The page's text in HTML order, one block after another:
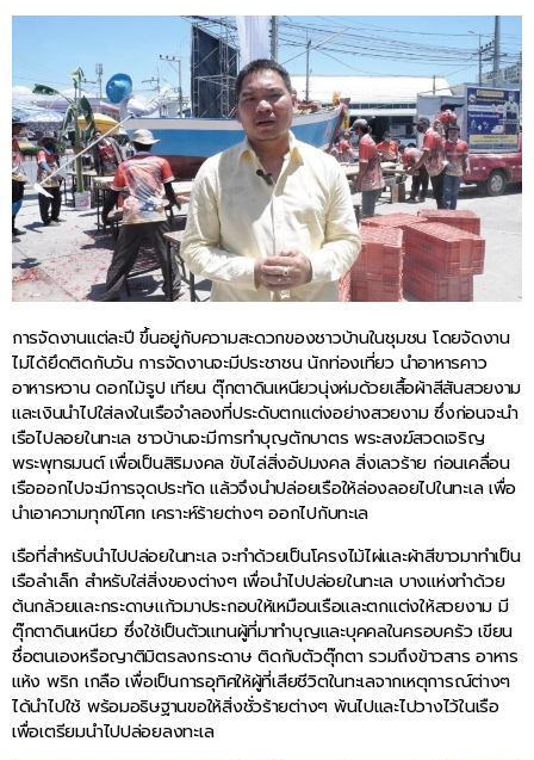
การจัดงานแต่ละปี ขึ้นอยู่กับความสะดวกของชาวบ้านในชุมชน โดยจัดงาน
ไม่ได้ยึดติดกับวัน การจัดงานจะมีประชาชน นักท่องเที่ยว นำอาหารคาว
อาหารหวาน ดอกไม้รูป เทียน ตุ๊กตาดินเหนียวนุ่งห่มด้วยเสื้อผ้าสีสันสวยงาม
และเงินนำไปใส่ลงในเรือจำลองที่ประดับตกแต่งอย่างสวยงาม ซึ่งก่อนจะนำ
เรือไปลอยในทะเล ชาวบ้านจะมีการทำบุญตักบาตร พระสงฆ์สวดเจริญ
พระพุทธมนต์ เพื่อเป็นสิริมงคล ขับไล่สิ่งอัปมงคล สิ่งเลวร้าย ก่อนเคลื่อน
เรือออกไปจะมีการจุดประทัด แล้วจึงนำปล่อยเรือให้ล่องลอยไปในทะเล เพื่อ
นำเอาความทุกข์โศก เคราะห์ร้ายต่างๆ ออกไปกับทะเล
เรือที่สำหรับนำไปปล่อยในทะเล จะทำด้วยเป็นโครงไม้ไผ่และผ้าสีขาวมาทำเป็น
เรือลำเล็ก สำหรับใส่สิ่งของต่างๆ เพื่อนำไปปล่อยในทะเล บางแห่งทำด้วย
ต้นกล้วยและกระดาษแก้วมาประกอบให้เหมือนเรือและตกแต่งให้สวยงาม มี
ตุ๊กตาดินเหนียว ซึ่งใช้เป็นตัวแทนผู้ที่มาทำบุญและบุคคลในครอบครัว เขียน
ชื่อตนเองหรือญาติมิตรลงกระดาษ ติดกับตัวตุ๊กตา รวมถึงข้าวสาร อาหาร
แห้ง พริก เกลือ เพื่อเป็นการอุทิศให้ผู้ที่เสียชีวิตในทะเลจากเหตุการณ์ต่างๆ
ได้นำไปใช้ พร้อมอธิษฐานขอให้สิ่งชั่วร้ายต่างๆ พ้นไปและไปวางไว้ในเรือ
เพื่อเตรียมนำไปปล่อยลงทะเล